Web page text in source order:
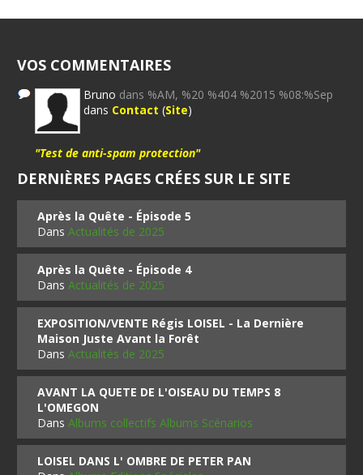
VOS COMMENTAIRES
Bruno dans %AM, %20 %404 %2015 %08:%Sep
dans Contact (Site)
"Test de anti-spam protection"
DERNIÈRES PAGES CRÉES SUR LE SITE
Après la Quête - Épisode 5
DansActualités de 2025
Après la Quête - Épisode 4
DansActualités de 2025
EXPOSITION/VENTE Régis LOISEL - La Dernière
Maison Juste Avant la Forêt
DansActualités de 2025
AVANT LA QUETE DE L'OISEAU DU TEMPS 8
L'OMEGON
DansAlbums collectifs Albums Scénarios
LOISEL DANS L' OMBRE DE PETER PAN